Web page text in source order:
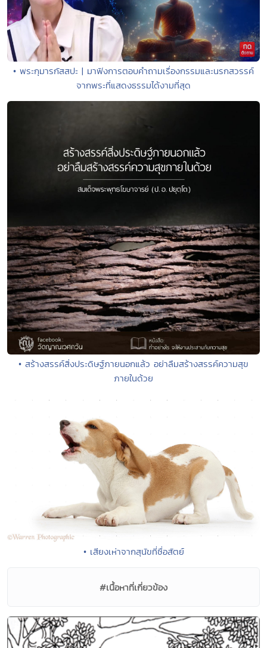
• พระกุมารกัสสปะ | มาฟังการตอบคำถามเรื่องกรรมและนรกสวรรค์
จากพระที่แสดงธรรมได้งามที่สุด
• สร้างสรรค์สิ่งประดิษฐ์ภายนอกแล้ว อย่าลืมสร้างสรรค์ความสุข
ภายในด้วย
• เสียงเห่าจากสุนัขที่ซื่อสัตย์
#เนื้อหาที่เกี่ยวข้อง